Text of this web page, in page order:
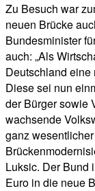
Zu Besuch war
neuen Brücke
Bundesminister
auch: „Als
Deutschland eine
Diese sei nun
der Bürger sowie
wachsende
ganz
Luksic. Der Bund
Euro in die neue